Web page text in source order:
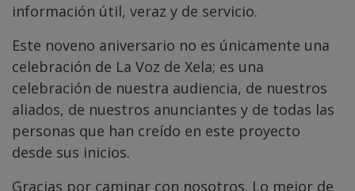
información útil, veraz y de servicio.
Este noveno aniversario no es únicamente una
celebración de La Voz de Xela; es una
celebración de nuestra audiencia, de nuestros
aliados, de nuestros anunciantes y de todas las
personas que han creído en este proyecto
desde sus inicios.
Gracias por caminar con nosotros. Lo mejor de